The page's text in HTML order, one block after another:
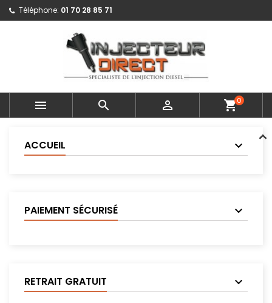
Téléphone: 01 70 28 85 71
   shopping_cart0
ACCUEIL
PAIEMENT SÉCURISÉ
RETRAIT GRATUIT